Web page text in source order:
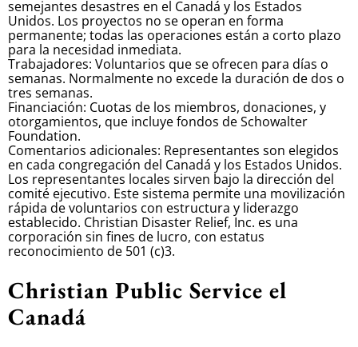
semejantes desastres en el Canadá y los Estados
Unidos. Los proyectos no se operan en forma
permanente; todas las operaciones están a corto plazo
para la necesidad inmediata.
Trabajadores: Voluntarios que se ofrecen para días o
semanas. Normalmente no excede la duración de dos o
tres semanas.
Financiación: Cuotas de los miembros, donaciones, y
otorgamientos, que incluye fondos de Schowalter
Foundation.
Comentarios adicionales: Representantes son elegidos
en cada congregación del Canadá y los Estados Unidos.
Los representantes locales sirven bajo la dirección del
comité ejecutivo. Este sistema permite una movilización
rápida de voluntarios con estructura y liderazgo
establecido. Christian Disaster Relief, Inc. es una
corporación sin fines de lucro, con estatus
reconocimiento de 501 (c)3.
Christian Public Service el
Canadá